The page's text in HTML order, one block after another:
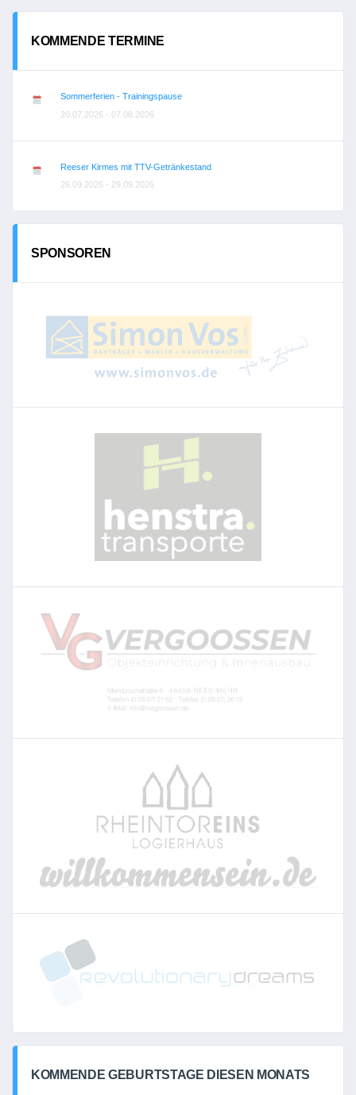
KOMMENDE TERMINE
Sommerferien - Trainingspause
20.07.2026 - 07.08.2026
Reeser Kirmes mit TTV-Getränkestand
26.09.2026 - 29.09.2026
SPONSOREN
KOMMENDE GEBURTSTAGE DIESEN MONATS